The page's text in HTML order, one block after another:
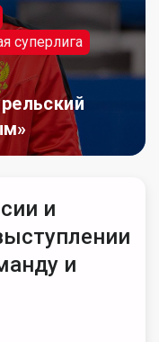
суперлига
и
и